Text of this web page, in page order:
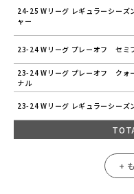
24-25 Wリーグ レギュラーシーズ
ャー
23-24 Wリーグ プレーオフ セミ
23-24 Wリーグ プレーオフ クォ
ナル
23-24 Wリーグ レギュラーシーズ
+